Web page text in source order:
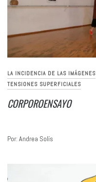
LA INCIDENCIA DE LAS IMÁGENES
TENSIONES SUPERFICIALES
CORPOROENSAYO
Por: Andrea Solís